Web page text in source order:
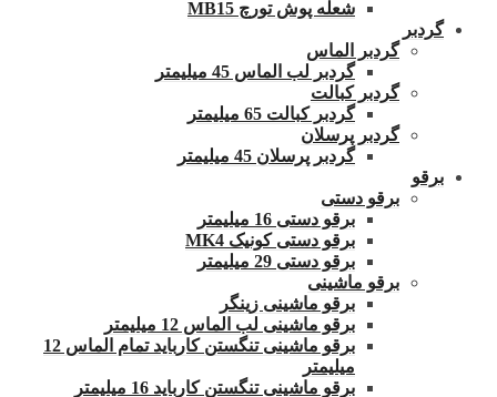
شعله پوش تورچ MB15
گردبر
گردبر الماس
گردبر لب الماس 45 میلیمتر
گردبر کبالت
گردبر کبالت 65 میلیمتر
گردبر پرسلان
گردبر پرسلان 45 میلیمتر
برقو
برقو دستی
برقو دستی 16 میلیمتر
برقو دستی کونیک MK4
برقو دستی 29 میلیمتر
برقو ماشینی
برقو ماشینی زینگر
برقو ماشینی لب الماس 12 میلیمتر
برقو ماشینی تنگستن کارباید تمام الماس 12
میلیمتر
برقو ماشینی تنگستن کارباید 16 میلیمتر